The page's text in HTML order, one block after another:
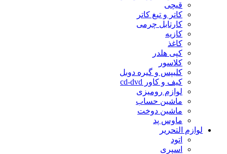
قیچی
کاتر و تیغ کاتر
کارتابل چرمی
کازیه
کاغذ
کپی هلدر
کلاسور
کلیپس و گیره دوبل
کیف و کاور cd-dvd
لوازم رومیزی
ماشین حساب
ماشین دوخت
ماوس پد
لوازم التحریر
اتود
اسپری